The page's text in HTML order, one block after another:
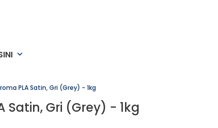
keyboard_arrow_down
PLA Satin, Gri (Grey) - 1kg
Satin, Gri (Grey) - 1kg